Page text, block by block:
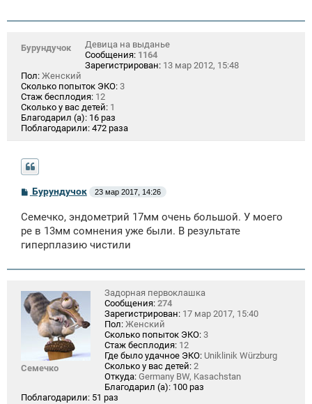
Бурундучок
Девица на выданье
Сообщения: 1164
Зарегистрирован: 13 мар 2012, 15:48
Пол: Женский
Сколько попыток ЭКО: 3
Стаж бесплодия: 12
Сколько у вас детей: 1
Благодарил (а): 16 раз
Поблагодарили: 472 раза
С
б
щ
н
е
Бурундучок 23 мар 2017, 14:26
Семечко, эндометрий 17мм очень большой. У моего
ре в 13мм сомнения уже были. В результате
гиперплазию чистили
Семечко
Задорная первоклашка
Сообщения: 274
Зарегистрирован: 17 мар 2017, 15:40
Пол: Женский
Сколько попыток ЭКО: 3
Стаж бесплодия: 12
Где было удачное ЭКО: Uniklinik Würzburg
Сколько у вас детей: 2
Откуда: Germany BW, Kasachstan
Благодарил (а): 100 раз
Поблагодарили: 51 раз